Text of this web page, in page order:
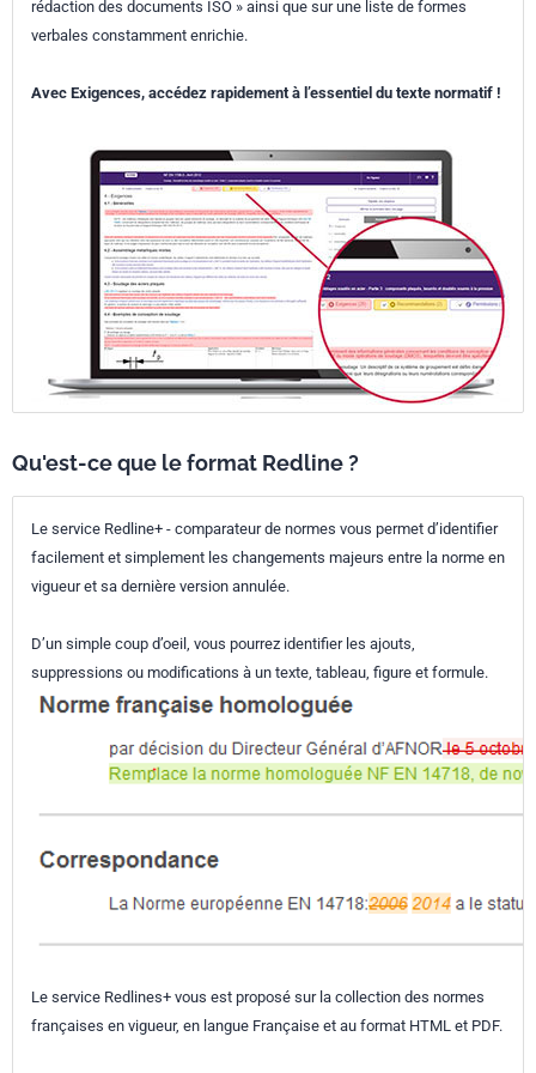
rédaction des documents ISO » ainsi que sur une liste de formes
verbales constamment enrichie.
Avec Exigences, accédez rapidement à l’essentiel du texte normatif !
Qu'est-ce que le format Redline ?
Le service Redline+ - comparateur de normes vous permet d’identifier
facilement et simplement les changements majeurs entre la norme en
vigueur et sa dernière version annulée.
D’un simple coup d’oeil, vous pourrez identifier les ajouts,
suppressions ou modifications à un texte, tableau, figure et formule.
Le service Redlines+ vous est proposé sur la collection des normes
françaises en vigueur, en langue Française et au format HTML et PDF.